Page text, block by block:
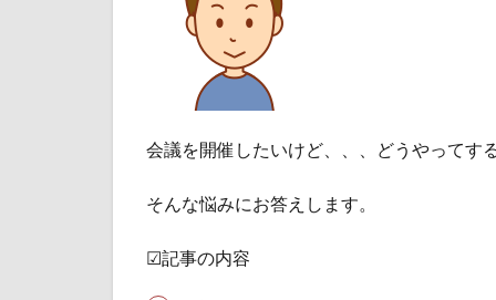
会議を開催したいけど、、、どうやってす
そんな悩みにお答えします。
☑記事の内容